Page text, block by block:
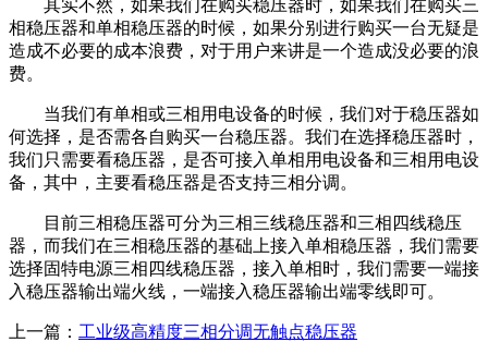
其实不然，如果我们在购买稳压器时，如果我们在购买三
相稳压器和单相稳压器的时候，如果分别进行购买一台无疑是
造成不必要的成本浪费，对于用户来讲是一个造成没必要的浪
费。
当我们有单相或三相用电设备的时候，我们对于稳压器如
何选择，是否需各自购买一台稳压器。我们在选择稳压器时，
我们只需要看稳压器，是否可接入单相用电设备和三相用电设
备，其中，主要看稳压器是否支持三相分调。
目前三相稳压器可分为三相三线稳压器和三相四线稳压
器，而我们在三相稳压器的基础上接入单相稳压器，我们需要
选择固特电源三相四线稳压器，接入单相时，我们需要一端接
入稳压器输出端火线，一端接入稳压器输出端零线即可。
上一篇： 工业级高精度三相分调无触点稳压器